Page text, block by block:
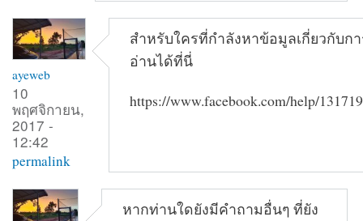
ayeweb
10
พฤศจิกายน,
2017 -
12:42
permalink
สำหรับใครที่กำลังหาข้อมูลเกี่ยวกับก
อ่านได้ที่นี่
https://www.facebook.com/help/
หากท่านใดยังมีคำถามอื่นๆ ที่ยัง